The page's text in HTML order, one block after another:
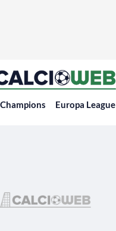
Champions Europa League